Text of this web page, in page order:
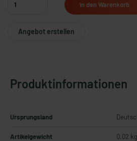
In den Warenkorb
Angebot erstellen
Produktinformationen
Ursprungsland
Artikelgewicht 0.02 kg